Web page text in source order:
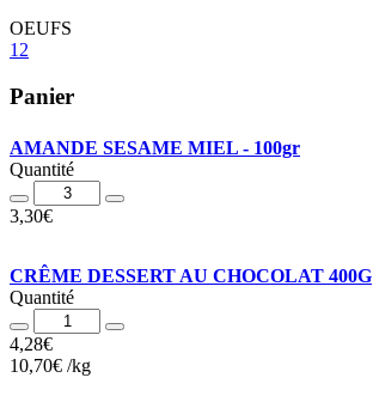
OEUFS
12
Panier
AMANDE SESAME MIEL - 100gr
QuantitéQuantité
3,30€
CRÊME DESSERT AU CHOCOLAT 400G
QuantitéQuantité
4,28€
10,70€ /kg